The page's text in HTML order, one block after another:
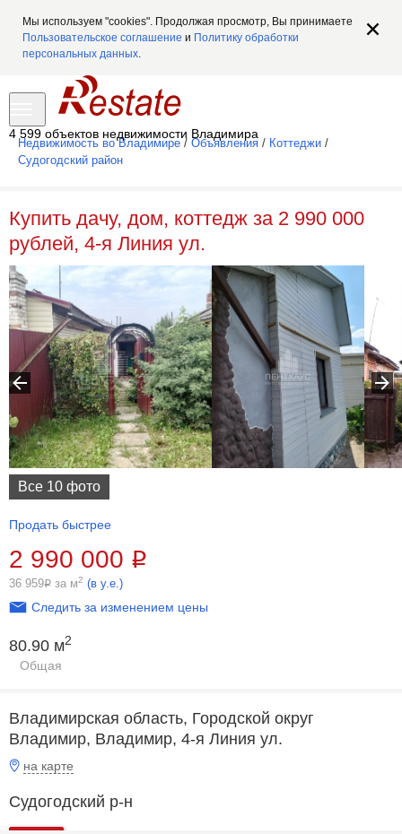
Мы используем "cookies". Продолжая просмотр, Вы принимаете
Пользовательское соглашение и Политику обработки
персональных данных.
4 599 объектов недвижимости Владимира
Недвижимость во Владимире / Объявления / Коттеджи /
Судогодский район
Купить дачу, дом, коттедж за 2 990 000
рублей, 4-я Линия ул.
Все 10 фото
Продать быстрее
2 990 000 Р
36 959Р за м2 (в у.е.)
Следить за изменением цены
80.90 м2
Общая
Владимирская область, Городской округ
Владимир, Владимир, 4-я Линия ул.
на карте
Судогодский р-н